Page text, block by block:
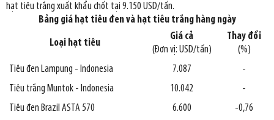
hạt tiêu trắng xuất khẩu chốt tại 9.150 USD/tấn.
Bảng giá hạt tiêu đen và hạt tiêu trắng hàng ngày
Loại hạt tiêu
Giá cả
(Đơn vị: USD/tấn)
Thay đổi
(%)
Tiêu đen Lampung - Indonesia
7.087
-
Tiêu trắng Muntok - Indonesia
10.042
-
Tiêu đen Brazil ASTA 570
6.600
-0,76